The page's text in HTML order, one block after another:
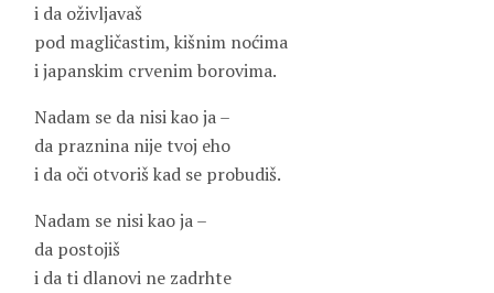
i da oživljavaš
pod magličastim, kišnim noćima
i japanskim crvenim borovima.
Nadam se da nisi kao ja –
da praznina nije tvoj eho
i da oči otvoriš kad se probudiš.
Nadam se nisi kao ja –
da postojiš
i da ti dlanovi ne zadrhte